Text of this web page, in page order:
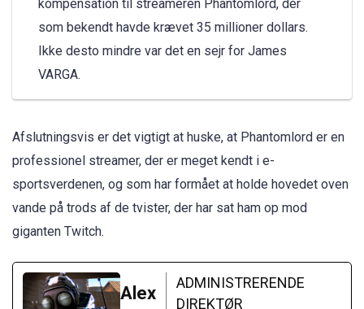
kompensation til streameren Phantomlord, der
som bekendt havde krævet 35 millioner dollars.
Ikke desto mindre var det en sejr for James
VARGA.
Afslutningsvis er det vigtigt at huske, at Phantomlord er en
professionel streamer, der er meget kendt i e-
sportsverdenen, og som har formået at holde hovedet oven
vande på trods af de tvister, der har sat ham op mod
giganten Twitch.
Alex
ADMINISTRERENDE
DIREKTØR